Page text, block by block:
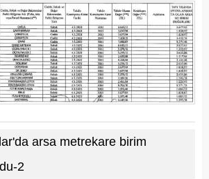
arsa metrekare birim
2